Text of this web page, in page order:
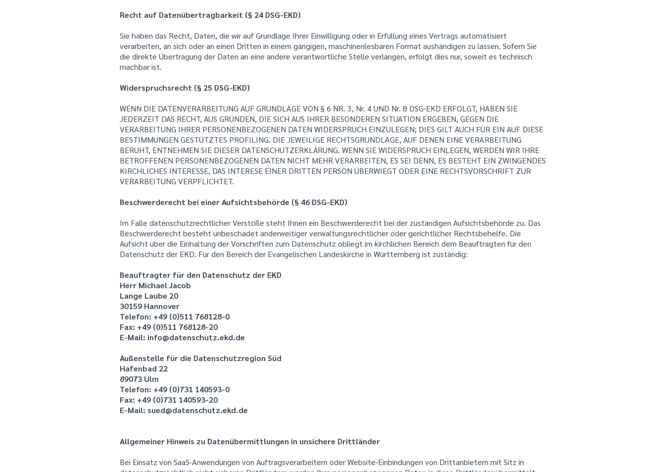
Recht auf Datenübertragbarkeit (§ 24 DSG-EKD)
Sie haben das Recht, Daten, die wir auf Grundlage Ihrer Einwilligung oder in Erfüllung eines Vertrags automatisiert
verarbeiten, an sich oder an einen Dritten in einem gängigen, maschinenlesbaren Format aushändigen zu lassen. Sofern Sie
die direkte Übertragung der Daten an eine andere verantwortliche Stelle verlangen, erfolgt dies nur, soweit es technisch
machbar ist.
Widerspruchsrecht (§ 25 DSG-EKD)
WENN DIE DATENVERARBEITUNG AUF GRUNDLAGE VON § 6 NR. 3, Nr. 4 UND Nr. 8 DSG-EKD ERFOLGT, HABEN SIE
JEDERZEIT DAS RECHT, AUS GRÜNDEN, DIE SICH AUS IHRER BESONDEREN SITUATION ERGEBEN, GEGEN DIE
VERARBEITUNG IHRER PERSONENBEZOGENEN DATEN WIDERSPRUCH EINZULEGEN; DIES GILT AUCH FÜR EIN AUF DIESE
BESTIMMUNGEN GESTÜTZTES PROFILING. DIE JEWEILIGE RECHTSGRUNDLAGE, AUF DENEN EINE VERARBEITUNG
BERUHT, ENTNEHMEN SIE DIESER DATENSCHUTZERKLÄRUNG. WENN SIE WIDERSPRUCH EINLEGEN, WERDEN WIR IHRE
BETROFFENEN PERSONENBEZOGENEN DATEN NICHT MEHR VERARBEITEN, ES SEI DENN, ES BESTEHT EIN ZWINGENDES
KIRCHLICHES INTERESSE, DAS INTERESE EINER DRITTEN PERSON ÜBERWIEGT ODER EINE RECHTSVORSCHRIFT ZUR
VERARBEITUNG VERPFLICHTET.
Beschwerderecht bei einer Aufsichtsbehörde (§ 46 DSG-EKD)
Im Falle datenschutzrechtlicher Verstöße steht Ihnen ein Beschwerderecht bei der zuständigen Aufsichtsbehörde zu. Das
Beschwerderecht besteht unbeschadet anderweitiger verwaltungsrechtlicher oder gerichtlicher Rechtsbehelfe. Die
Aufsicht über die Einhaltung der Vorschriften zum Datenschutz obliegt im kirchlichen Bereich dem Beauftragten für den
Datenschutz der EKD. Für den Bereich der Evangelischen Landeskirche in Württemberg ist zuständig:
Beauftragter für den Datenschutz der EKD
Herr Michael Jacob
Lange Laube 20
30159 Hannover
Telefon: +49 (0)511 768128-0
Fax: +49 (0)511 768128-20
E-Mail: info@datenschutz.ekd.de
Außenstelle für die Datenschutzregion Süd
Hafenbad 22
89073 Ulm
Telefon: +49 (0)731 140593-0
Fax: +49 (0)731 140593-20
E-Mail: sued@datenschutz.ekd.de
Allgemeiner Hinweis zu Datenübermittlungen in unsichere Drittländer
Bei Einsatz von SaaS-Anwendungen von Auftragsverarbeitern oder Website-Einbindungen von Drittanbietern mit Sitz in